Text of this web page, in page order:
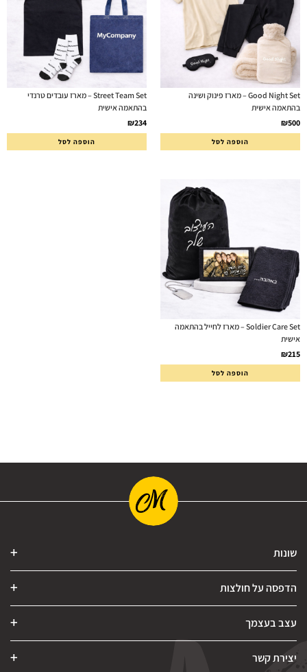
Good Night Set – מארז פינוק ושינה
בהתאמה אישית
₪500
הוספה לסל
Street Team Set – מארז עובדים טרנדי
בהתאמה אישית
₪234
הוספה לסל
Soldier Care Set – מארז לחייל בהתאמה
אישית
₪215
הוספה לסל
שונות
הדפסה על חולצות
עצב בעצמך
יצירת קשר